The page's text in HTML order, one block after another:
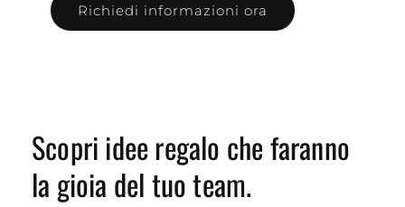
Richiedi informazioni ora
Scopri idee regalo che faranno
la gioia del tuo team.